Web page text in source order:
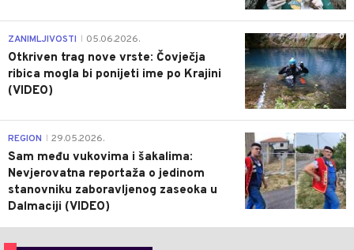
0
ZANIMLJIVOSTI 05.06.2026.
Otkriven trag nove vrste: Čovječja
ribica mogla bi ponijeti ime po Krajini
(VIDEO)
0
REGION 29.05.2026.
Sam među vukovima i šakalima:
Nevjerovatna reportaža o jedinom
stanovniku zaboravljenog zaseoka u
Dalmaciji (VIDEO)